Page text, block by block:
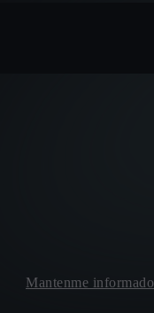
Mantenme informado